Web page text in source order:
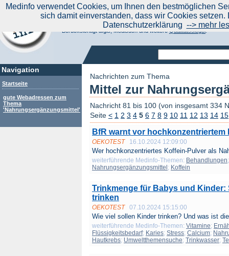
Navigation
Startseite
gute Webadressen zum
Thema
'Nahrungsergänzungsmittel'
Aktuelle Nachrichten|
Suchen Sie noch oder Finden Sie schon?
Medinfo.de - Meta-Portal für Gesundheitsthemen
Berücksichtigt afgis, Medisuch und weitereQualitätssiegel.
Nachrichten zum Thema
Mittel zur
Nachricht 81 bis 100 (von insgesamt 334
Seite < 1 2 3 4 5 6 7 8 9 10 11 12 13 14 15
BfR warnt vor
OEKOTEST 16.10.2024 12:09:00
Wer hochkonzentriertes Koffein-Pulver als
weiterführende Medinfo-Themen: Behandlungen
Nahrungsergänzungsmittel ; Koffein
Trinkmenge für Babys und
trinken
OEKOTEST 07.10.2024 15:15:00
Wie viel sollen Kinder trinken? Und was ist
weiterführende Medinfo-Themen: Vitamine;
Flüssigkeitsbedarf; Karies; Stress; Calcium;
Hautkrebs; Umweltthemensuche; Trinkwasser;
Medinfo verwendet Cookies, um Ihnen den bestmöglichen
sich damit einverstanden, dass wir Cookies
Datenschutzerklärung --> mehr